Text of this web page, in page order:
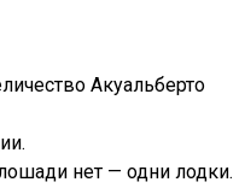
Акуальберто
нет — одни лодки.